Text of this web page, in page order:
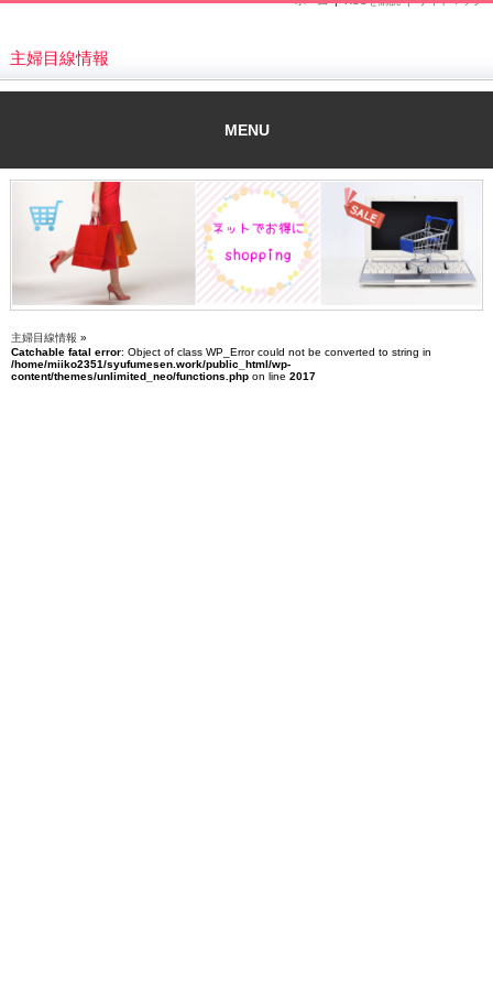
主婦目線情報
MENU
主婦目線情報 »
Catchable fatal error: Object of class WP_Error could not be converted to string in
/home/miiko2351/syufumesen.work/public_html/wp-
content/themes/unlimited_neo/functions.php on line 2017